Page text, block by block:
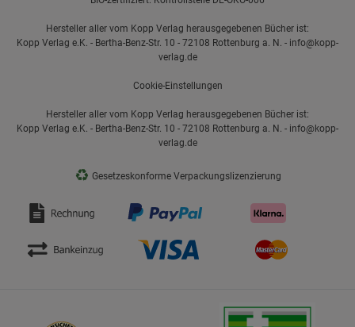
Hersteller aller vom Kopp Verlag herausgegebenen Bücher ist:
Kopp Verlag e.K. - Bertha-Benz-Str. 10 - 72108 Rottenburg a. N. - info@kopp-
verlag.de
Cookie-Einstellungen
Hersteller aller vom Kopp Verlag herausgegebenen Bücher ist:
Kopp Verlag e.K. - Bertha-Benz-Str. 10 - 72108 Rottenburg a. N. - info@kopp-
verlag.de
♻ Gesetzeskonforme Verpackungslizenzierung